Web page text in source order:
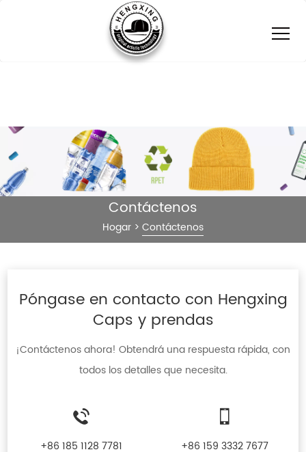
Contáctenos
Hogar > Contáctenos
Póngase en contacto con Hengxing
Caps y prendas
¡Contáctenos ahora! Obtendrá una respuesta rápida, con
todos los detalles que necesita.
+86 185 1128 7781 +86 159 3332 7677